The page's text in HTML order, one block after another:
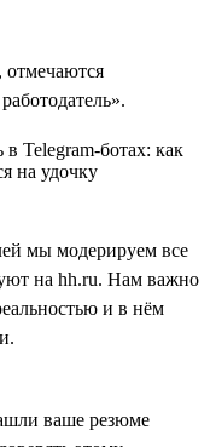
мы модерируем все
на hh.ru. Нам важно
и в нём
ваше резюме